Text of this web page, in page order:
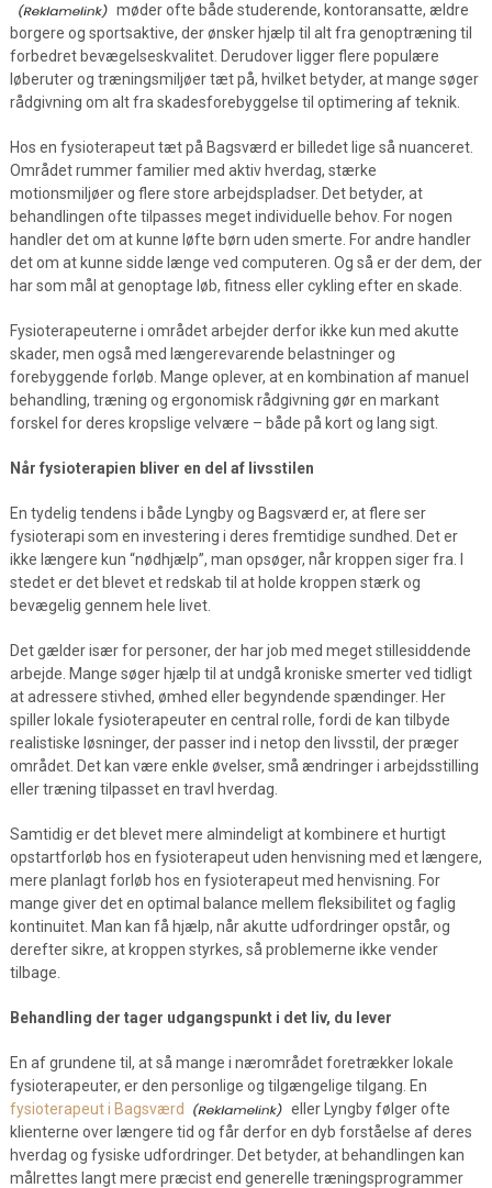
møder ofte både studerende, kontoransatte, ældre
borgere og sportsaktive, der ønsker hjælp til alt fra genoptræning til
forbedret bevægelseskvalitet. Derudover ligger flere populære
løberuter og træningsmiljøer tæt på, hvilket betyder, at mange søger
rådgivning om alt fra skadesforebyggelse til optimering af teknik.
Hos en fysioterapeut tæt på Bagsværd er billedet lige så nuanceret.
Området rummer familier med aktiv hverdag, stærke
motionsmiljøer og flere store arbejdspladser. Det betyder, at
behandlingen ofte tilpasses meget individuelle behov. For nogen
handler det om at kunne løfte børn uden smerte. For andre handler
det om at kunne sidde længe ved computeren. Og så er der dem, der
har som mål at genoptage løb, fitness eller cykling efter en skade.
Fysioterapeuterne i området arbejder derfor ikke kun med akutte
skader, men også med længerevarende belastninger og
forebyggende forløb. Mange oplever, at en kombination af manuel
behandling, træning og ergonomisk rådgivning gør en markant
forskel for deres kropslige velvære – både på kort og lang sigt.
Når fysioterapien bliver en del af livsstilen
En tydelig tendens i både Lyngby og Bagsværd er, at flere ser
fysioterapi som en investering i deres fremtidige sundhed. Det er
ikke længere kun “nødhjælp”, man opsøger, når kroppen siger fra. I
stedet er det blevet et redskab til at holde kroppen stærk og
bevægelig gennem hele livet.
Det gælder især for personer, der har job med meget stillesiddende
arbejde. Mange søger hjælp til at undgå kroniske smerter ved tidligt
at adressere stivhed, ømhed eller begyndende spændinger. Her
spiller lokale fysioterapeuter en central rolle, fordi de kan tilbyde
realistiske løsninger, der passer ind i netop den livsstil, der præger
området. Det kan være enkle øvelser, små ændringer i arbejdsstilling
eller træning tilpasset en travl hverdag.
Samtidig er det blevet mere almindeligt at kombinere et hurtigt
opstartforløb hos en fysioterapeut uden henvisning med et længere,
mere planlagt forløb hos en fysioterapeut med henvisning. For
mange giver det en optimal balance mellem fleksibilitet og faglig
kontinuitet. Man kan få hjælp, når akutte udfordringer opstår, og
derefter sikre, at kroppen styrkes, så problemerne ikke vender
tilbage.
Behandling der tager udgangspunkt i det liv, du lever
En af grundene til, at så mange i nærområdet foretrækker lokale
fysioterapeuter, er den personlige og tilgængelige tilgang. En
fysioterapeut i Bagsværd
eller Lyngby følger ofte
klienterne over længere tid og får derfor en dyb forståelse af deres
hverdag og fysiske udfordringer. Det betyder, at behandlingen kan
målrettes langt mere præcist end generelle træningsprogrammer